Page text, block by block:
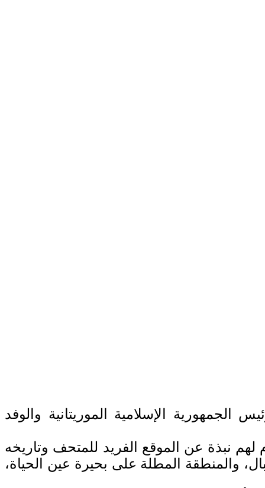
الإسلامية الموريتانية والوفد
نبذة عن الموقع الفريد للمتحف وتاريخه
والمنطقة المطلة على بحيرة عين الحياة،